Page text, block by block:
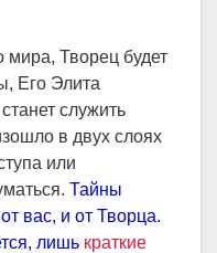
мира, Творец будет
Его Элита
служить
в двух слоях
или
Тайны
вас, и от Творца.
лишь краткие